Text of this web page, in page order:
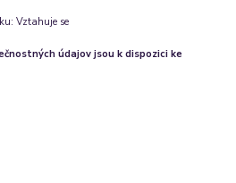
Vztahuje se
údajov jsou k dispozici ke